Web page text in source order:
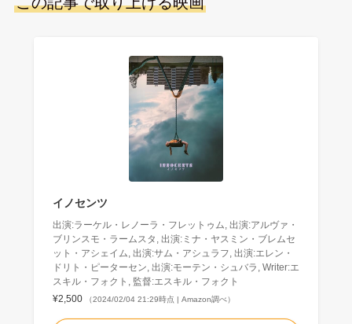
イノセンツ
出演:ラーケル・レノーラ・フレットゥム, 出演:アルヴァ・
ブリンスモ・ラームスタ, 出演:ミナ・ヤスミン・ブレムセ
ット・アシェイム, 出演:サム・アシュラフ, 出演:エレン・
ドリト・ピーターセン, 出演:モーテン・シュバラ, Writer:エ
スキル・フォクト, 監督:エスキル・フォクト
¥2,500
（2024/02/04 21:29時点 | Amazon調べ）